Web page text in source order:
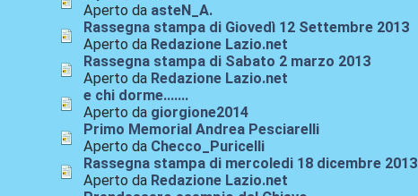
Aperto da asteN_A.
Rassegna stampa di Giovedì 12 Settembre 2013
Aperto da Redazione Lazio.net
Rassegna stampa di Sabato 2 marzo 2013
Aperto da Redazione Lazio.net
e chi dorme.......
Aperto da giorgione2014
Primo Memorial Andrea Pesciarelli
Aperto da Checco_Puricelli
Rassegna stampa di mercoledi 18 dicembre 2013
Aperto da Redazione Lazio.net